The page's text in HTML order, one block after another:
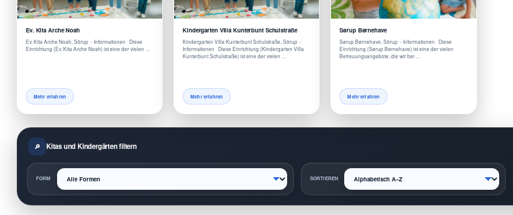
Ev. Kita Arche Noah
Ev. Kita Arche Noah, Sörup - Informationen Diese
Einrichtung (Ev. Kita Arche Noah) ist eine der vielen …
Mehr erfahren
Kindergarten Villa Kunterbunt Schulstraße
Kindergarten Villa Kunterbunt Schulstraße, Sörup -
Informationen Diese Einrichtung (Kindergarten Villa
Kunterbunt Schulstraße) ist eine der vielen …
Mehr erfahren
Sørup Børnehave
Sørup Børnehave, Sörup - Informationen Diese
Einrichtung (Sørup Børnehave) ist eine der vielen
Betreuungsangebote, die wir bei …
Mehr erfahren
Kitas und Kindergärten filtern
FORM SORTIEREN